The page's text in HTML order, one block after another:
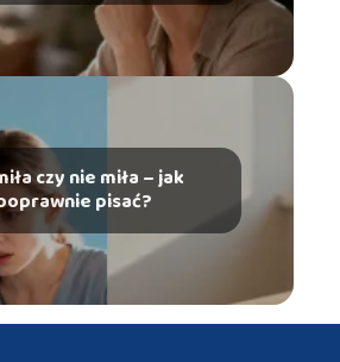
czy nie miła – jak
pisać?